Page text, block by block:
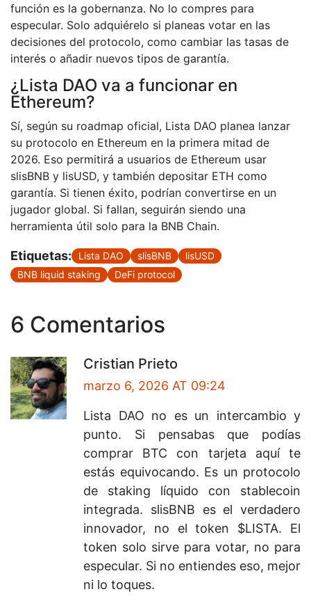
función es la gobernanza. No lo compres para
especular. Solo adquiérelo si planeas votar en las
decisiones del protocolo, como cambiar las tasas de
interés o añadir nuevos tipos de garantía.
¿Lista DAO va a funcionar en
Ethereum?
Sí, según su roadmap oficial, Lista DAO planea lanzar
su protocolo en Ethereum en la primera mitad de
2026. Eso permitirá a usuarios de Ethereum usar
slisBNB y lisUSD, y también depositar ETH como
garantía. Si tienen éxito, podrían convertirse en un
jugador global. Si fallan, seguirán siendo una
herramienta útil solo para la BNB Chain.
Etiquetas: Lista DAO slisBNB
lisUSD
BNB liquid staking
DeFi protocol
6 Comentarios
Cristian Prieto
marzo 6, 2026 AT 09:24
Lista DAO no es un intercambio y
punto. Si pensabas que podías
comprar BTC con tarjeta aquí te
estás equivocando. Es un protocolo
de staking líquido con stablecoin
integrada. slisBNB es el verdadero
innovador, no el token $LISTA. El
token solo sirve para votar, no para
especular. Si no entiendes eso, mejor
ni lo toques.